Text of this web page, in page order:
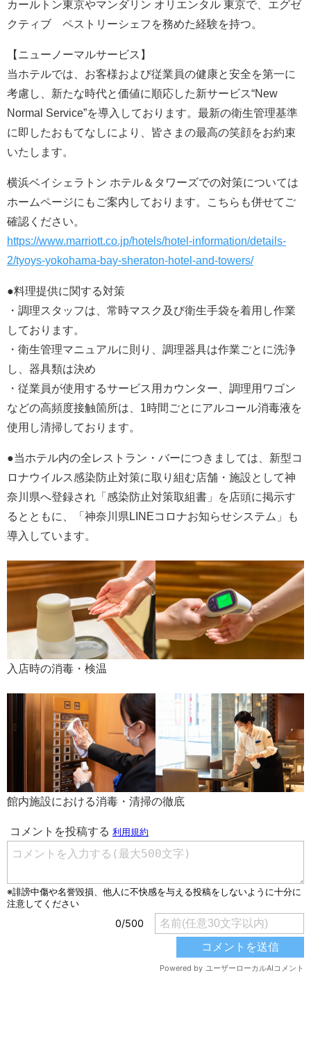
カールトン東京やマンダリン オリエンタル 東京で、エグゼ
クティブ ペストリーシェフを務めた経験を持つ。
【ニューノーマルサービス】
当ホテルでは、お客様および従業員の健康と安全を第一に
考慮し、新たな時代と価値に順応した新サービス“New
Normal Service”を導入しております。最新の衛生管理基準
に即したおもてなしにより、皆さまの最高の笑顔をお約束
いたします。
横浜ベイシェラトン ホテル＆タワーズでの対策については
ホームページにもご案内しております。こちらも併せてご
確認ください。
https://www.marriott.co.jp/hotels/hotel-information/details-
2/tyoys-yokohama-bay-sheraton-hotel-and-towers/
●料理提供に関する対策
・調理スタッフは、常時マスク及び衛生手袋を着用し作業
しております。
・衛生管理マニュアルに則り、調理器具は作業ごとに洗浄
し、器具類は決め
・従業員が使用するサービス用カウンター、調理用ワゴン
などの高頻度接触箇所は、1時間ごとにアルコール消毒液を
使用し清掃しております。
●当ホテル内の全レストラン・バーにつきましては、新型コ
ロナウイルス感染防止対策に取り組む店舗・施設として神
奈川県へ登録され「感染防止対策取組書」を店頭に掲示す
るとともに、「神奈川県LINEコロナお知らせシステム」も
導入しています。
入店時の消毒・検温
館内施設における消毒・清掃の徹底